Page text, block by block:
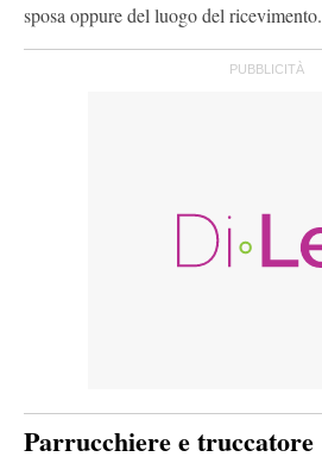
sposa oppure del luogo del ricevimento.
Parrucchiere e truccatore